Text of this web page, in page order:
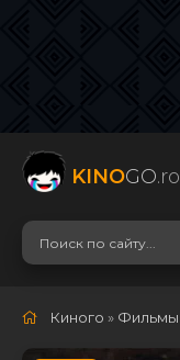
KINOGO.ro
Киного » Фильмы